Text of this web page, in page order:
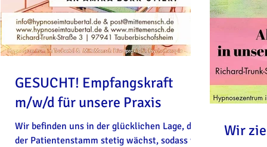
GESUCHT! Empfangskraft
m/w/d für unsere Praxis
Wir befinden uns in der glücklichen Lage, das
der Patientenstamm stetig wächst, sodass wir
Wir